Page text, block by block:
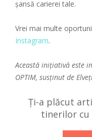
șansă carierei tale.
Vrei mai multe
Instagram.
Această inițiativă este
OPTIM, susținut de
Ți-a plăcut
tinerilor cu